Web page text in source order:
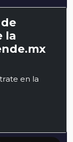
la
en la